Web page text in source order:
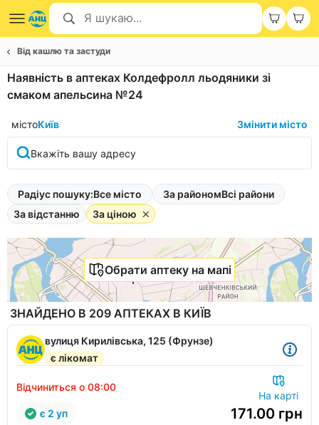
Від кашлю та застуди
Наявність в аптеках Колдефролл льодяники зі
смаком апельсина №24
містоКиїв Змінити місто
Вкажіть вашу адресу
Радіус пошуку:Все місто За райономВсі райони
За відстанню
За ціною
Обрати аптеку на мапі
ЗНАЙДЕНО В 209 АПТЕКАХ В КИЇВ
вулиця Кирилівська, 125 (Фрунзе)
є лікомат
Відчиниться о 08:00
На карті
171.00 грн
є 2 уп